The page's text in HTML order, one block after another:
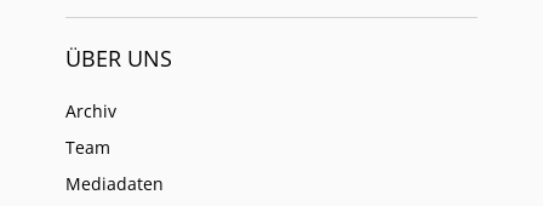
ÜBER UNS
Archiv
Team
Mediadaten